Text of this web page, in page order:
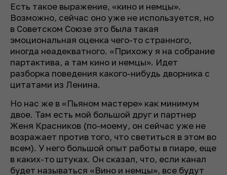
Есть такое выражение, «кино и немцы».
Возможно, сейчас оно уже не используется, но
в Советском Союзе это была такая
эмоциональная оценка чего-то странного,
иногда неадекватного. «Прихожу я на собрание
партактива, а там кино и немцы». Идет
разборка поведения какого-нибудь дворника с
цитатами из Ленина.
Но нас же в «Пьяном мастере» как минимум
двое. Там есть мой большой друг и партнер
Женя Красников (по-моему, он сейчас уже не
возражает против того, что светиться в этом во
всем). У него большой опыт работы в пиаре, еще
в каких-то штуках. Он сказал, что, если канал
будет называться «Вино и немцы», все будут